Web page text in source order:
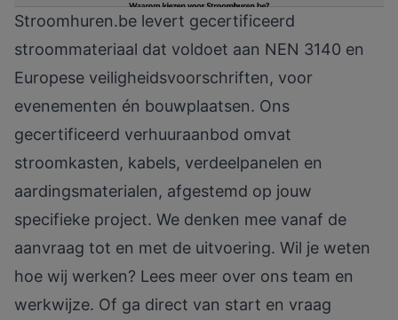
Stroomhuren.be levert gecertificeerd
stroommateriaal dat voldoet aan NEN 3140 en
Europese veiligheidsvoorschriften, voor
evenementen én bouwplaatsen. Ons
gecertificeerd verhuuraanbod omvat
stroomkasten, kabels, verdeelpanelen en
aardingsmaterialen, afgestemd op jouw
specifieke project. We denken mee vanaf de
aanvraag tot en met de uitvoering. Wil je weten
hoe wij werken? Lees meer over ons team en
werkwijze. Of ga direct van start en vraag